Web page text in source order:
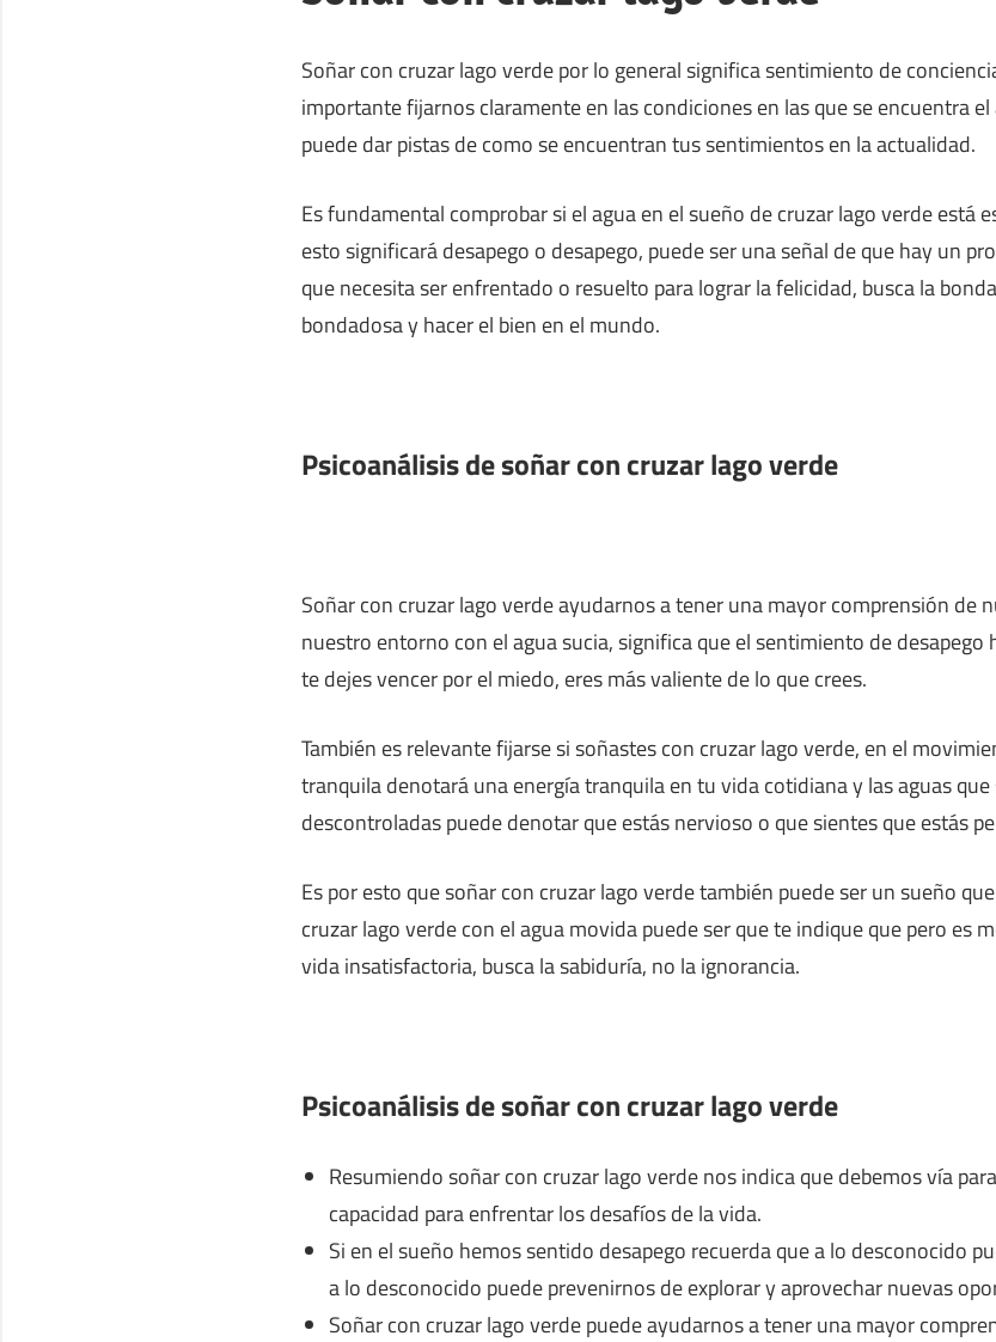
Soñar con cruzar lago verde por lo general significa sentimiento de
importante fijarnos claramente en las condiciones en las que se encuentra
puede dar pistas de como se encuentran tus sentimientos en la actualidad.
Es fundamental comprobar si el agua en el sueño de cruzar lago verde está
esto significará desapego o desapego, puede ser una señal de que hay un
que necesita ser enfrentado o resuelto para lograr la felicidad, busca la
bondadosa y hacer el bien en el mundo.
Psicoanálisis de soñar con cruzar lago verde
Soñar con cruzar lago verde ayudarnos a tener una mayor comprensión de
nuestro entorno con el agua sucia, significa que el sentimiento de desapego
te dejes vencer por el miedo, eres más valiente de lo que crees.
También es relevante fijarse si soñastes con cruzar lago verde, en el
tranquila denotará una energía tranquila en tu vida cotidiana y las aguas
descontroladas puede denotar que estás nervioso o que sientes que estás
Es por esto que soñar con cruzar lago verde también puede ser un sueño
cruzar lago verde con el agua movida puede ser que te indique que pero es
vida insatisfactoria, busca la sabiduría, no la ignorancia.
Psicoanálisis de soñar con cruzar lago verde
Resumiendo soñar con cruzar lago verde nos indica que debemos vía
capacidad para enfrentar los desafíos de la vida.
Si en el sueño hemos sentido desapego recuerda que a lo desconocido
a lo desconocido puede prevenirnos de explorar y aprovechar nuevas
Soñar con cruzar lago verde puede ayudarnos a tener una mayor